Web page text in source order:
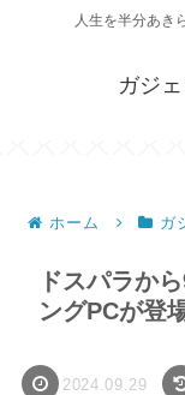
人生を半分あき
ガジ
ホーム ガ
ドスパラか
ングPCが登
2024.09.29